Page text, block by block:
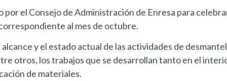
el Consejo de Administración de Enresa para
al mes de octubre.
y el estado actual de las actividades de
otros, los trabajos que se desarrollan tanto en el
de materiales.